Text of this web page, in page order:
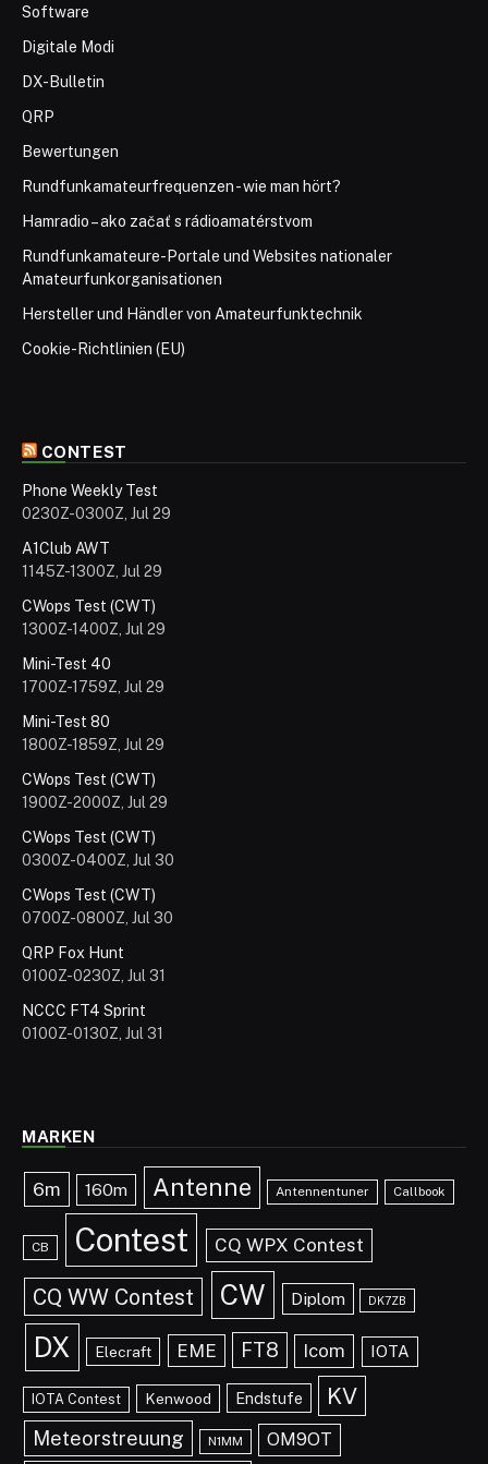
Software
Digitale Modi
DX-Bulletin
QRP
Bewertungen
Rundfunkamateurfrequenzen - wie man hört?
Hamradio – ako začať s rádioamatérstvom
Rundfunkamateure-Portale und Websites nationaler
Amateurfunkorganisationen
Hersteller und Händler von Amateurfunktechnik
Cookie-Richtlinien (EU)
CONTEST
Phone Weekly Test
0230Z-0300Z, Jul 29
A1Club AWT
1145Z-1300Z, Jul 29
CWops Test (CWT)
1300Z-1400Z, Jul 29
Mini-Test 40
1700Z-1759Z, Jul 29
Mini-Test 80
1800Z-1859Z, Jul 29
CWops Test (CWT)
1900Z-2000Z, Jul 29
CWops Test (CWT)
0300Z-0400Z, Jul 30
CWops Test (CWT)
0700Z-0800Z, Jul 30
QRP Fox Hunt
0100Z-0230Z, Jul 31
NCCC FT4 Sprint
0100Z-0130Z, Jul 31
MARKEN
6m 160m Antenne Antennentuner Callbook
CB Contest CQ WPX Contest
CQ WW Contest CW Diplom DK7ZB
DX Elecraft EME FT8 Icom IOTA
IOTA Contest Kenwood Endstufe KV
Meteorstreuung N1MM
OM9OT